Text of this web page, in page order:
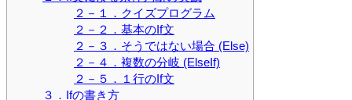
２－１．クイズプログラム
２－２．基本のIf文
２－３．そうではない場合 (Else)
２－４．複数の分岐 (ElseIf)
２－５．１行のIf文
３．Ifの書き方